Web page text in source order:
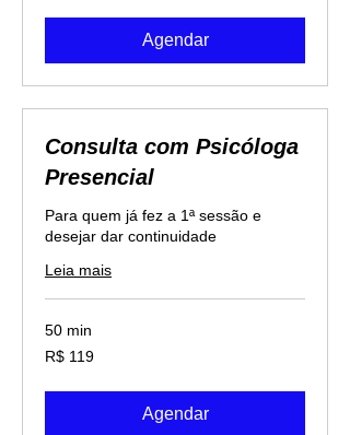
Agendar
Consulta com Psicóloga
Presencial
Para quem já fez a 1ª sessão e
desejar dar continuidade
Leia mais
50 min
119
Reais
R$ 119
Agendar